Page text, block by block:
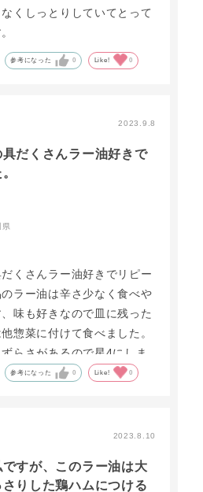
くしっとりしていてとって
参考になった 0 Like! 0
2023.9.8
だくさんラー油好きで
県
くさんラー油好きでリピー
ラー油は辛さ少なく食べや
味も好きなので皿に残った
惣菜に付けて食べました。
らさがあるので星4にしま
参考になった 0 Like! 0
2023.8.10
すが、このラー油は大
りした鶏ハムにつける